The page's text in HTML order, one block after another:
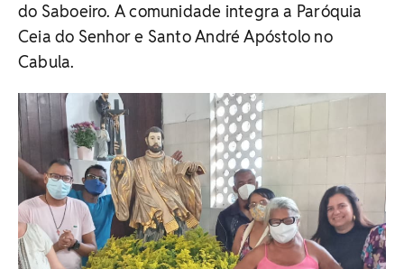
do Saboeiro. A comunidade integra a Paróquia
Ceia do Senhor e Santo André Apóstolo no
Cabula.